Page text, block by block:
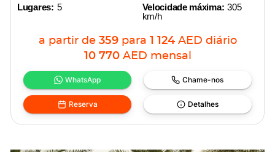
Lugares: 5
Velocidade máxima: 305
km/h
a partir de 359 para 1 124 AED diário
10 770 AED mensal
WhatsApp Chame-nos
Reserva Detalhes